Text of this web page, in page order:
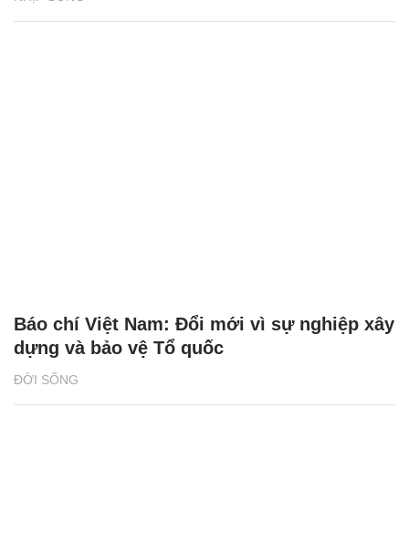
ĐỜI SỐNG
Báo chí Việt Nam: Đổi mới vì sự nghiệp xây
dựng và bảo vệ Tổ quốc